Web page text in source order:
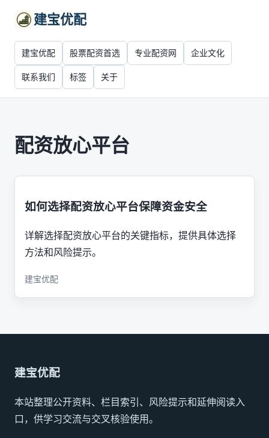
建宝优配
建宝优配 股票配资首选 专业配资网 企业文化
联系我们 标签 关于
配资放心平台
如何选择配资放心平台保障资金安全
详解选择配资放心平台的关键指标，提供具体选择
方法和风险提示。
建宝优配
建宝优配
本站整理公开资料、栏目索引、风险提示和延伸阅读入
口，供学习交流与交叉核验使用。